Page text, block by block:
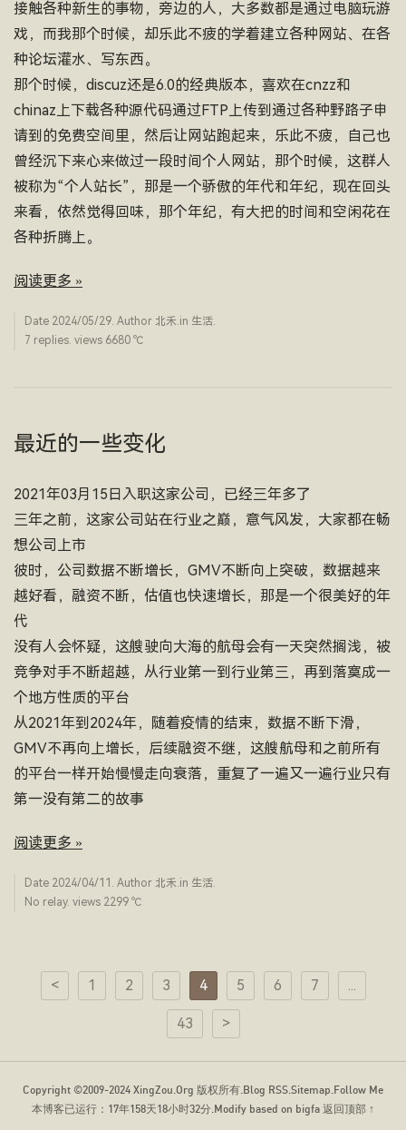
接触各种新生的事物，旁边的人，大多数都是通过电脑玩游
戏，而我那个时候，却乐此不疲的学着建立各种网站、在各
种论坛灌水、写东西。
那个时候，discuz还是6.0的经典版本，喜欢在cnzz和
chinaz上下载各种源代码通过FTP上传到通过各种野路子申
请到的免费空间里，然后让网站跑起来，乐此不疲，自己也
曾经沉下来心来做过一段时间个人网站，那个时候，这群人
被称为“个人站长”，那是一个骄傲的年代和年纪，现在回头
来看，依然觉得回味，那个年纪，有大把的时间和空闲花在
各种折腾上。
阅读更多 »
Date 2024/05/29. Author 北禾.in 生活.
7 replies. views 6680 ­℃
最近的一些变化
2021年03月15日入职这家公司，已经三年多了
三年之前，这家公司站在行业之巅，意气风发，大家都在畅
想公司上市
彼时，公司数据不断增长，GMV不断向上突破，数据越来
越好看，融资不断，估值也快速增长，那是一个很美好的年
代
没有人会怀疑，这艘驶向大海的航母会有一天突然搁浅，被
竞争对手不断超越，从行业第一到行业第三，再到落寞成一
个地方性质的平台
从2021年到2024年，随着疫情的结束，数据不断下滑，
GMV不再向上增长，后续融资不继，这艘航母和之前所有
的平台一样开始慢慢走向衰落，重复了一遍又一遍行业只有
第一没有第二的故事
阅读更多 »
Date 2024/04/11 . Author 北禾.in 生活.
No relay. views 2299 ­℃
< 1 2 3 4 5 6 7 ...
43 >
Copyright ©2009-2024 XingZou.Org 版权所有.Blog RSS.Sitemap.Follow Me
本博客已运行： 17年158天18小时32分.Modify based on bigfa 返回顶部 ↑